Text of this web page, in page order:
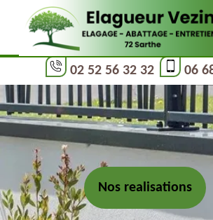
02 52 56 32 32 06
Nos realisations